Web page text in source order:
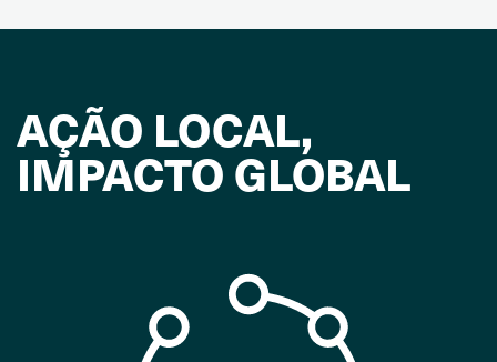
AÇÃO LOCAL,
IMPACTO GLOBAL